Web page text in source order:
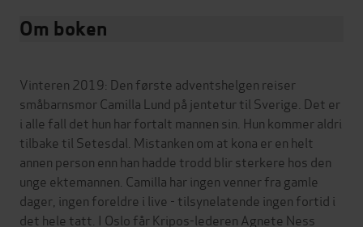
Om boken
Vinteren 2019: Den første adventshelgen reiser
småbarnsmor Camilla Lund på jentetur til Sverige. Det er
i alle fall det hun har fortalt mannen sin. Hun kommer aldri
tilbake til Setesdal. Mistanken om at kona er en helt
annen person enn han hadde trodd blir sterkere hos den
unge ektemannen. Camilla har ingen venner fra gamle
dager, ingen foreldre i live - tilsynelatende ingen fortid i
det hele tatt. I Oslo får Kripos-lederen Agnete Ness